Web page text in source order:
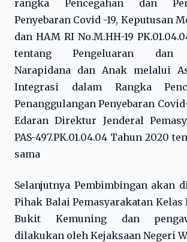
rangka Pencegahan dan
Penyebaran Covid -19, Keputusan
dan HAM RI No.M.HH-19
tentang Pengeluaran dan
Narapidana dan Anak melalui
Integrasi dalam Rangka
Penanggulangan Penyebaran
Edaran Direktur Jenderal
PAS-497.PK.01.04.04 Tahun 2020
sama
Selanjutnya Pembimbingan akan
Pihak Balai Pemasyarakatan
Bukit Kemuning dan
dilakukan oleh Kejaksaan Negeri